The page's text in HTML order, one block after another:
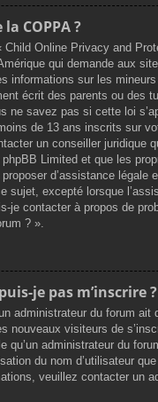
la COPPA ?
Child Online Privacy and
qui demande aux
informations sur les
écrit des parents ou des
ne savez pas si cette loi
de 13 ans inscrits sur
un conseiller juridique
Limited et que les
d’assistance légale
sujet, excepté lorsque
je contacter à propos de
? ».
je pas m’inscrire ?
administrateur du forum
nouveaux visiteurs de
qu’un administrateur du
du nom d’utilisateur
veuillez contacter un